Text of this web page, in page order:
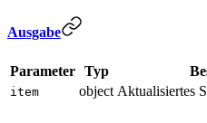
Ausgabe
Parameter Typ
item object Aktualisiertes